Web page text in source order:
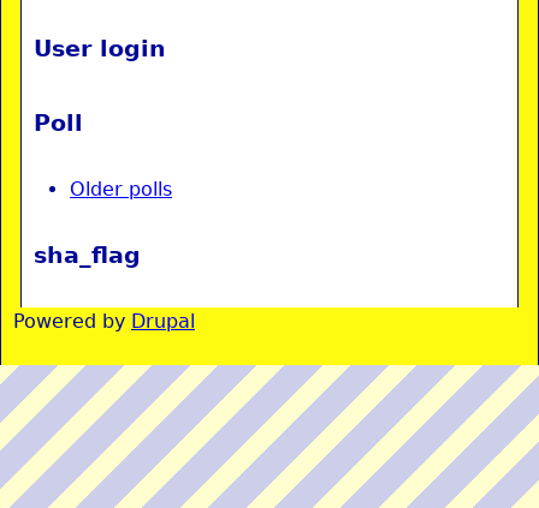
User login
Poll
Older polls
sha_flag
Powered by Drupal